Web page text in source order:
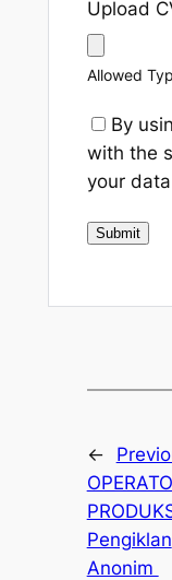
Upload
Allowed
By
with the
your
←
Pengiklan
Anonim